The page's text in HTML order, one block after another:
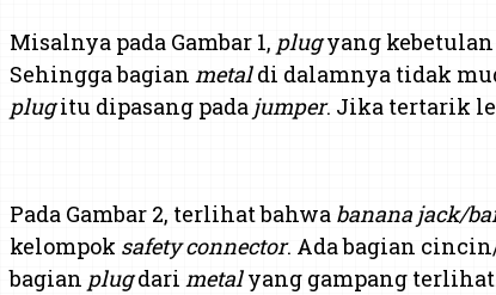
Misalnya pada Gambar 1, plugyang
Sehingga bagian metaldi dalamnya tidak
plugitu dipasang pada jumper. Jika tertarik
Pada Gambar 2, terlihat bahwa banana jack/
kelompok safety connector. Ada bagian
bagian plugdari metalyang gampang